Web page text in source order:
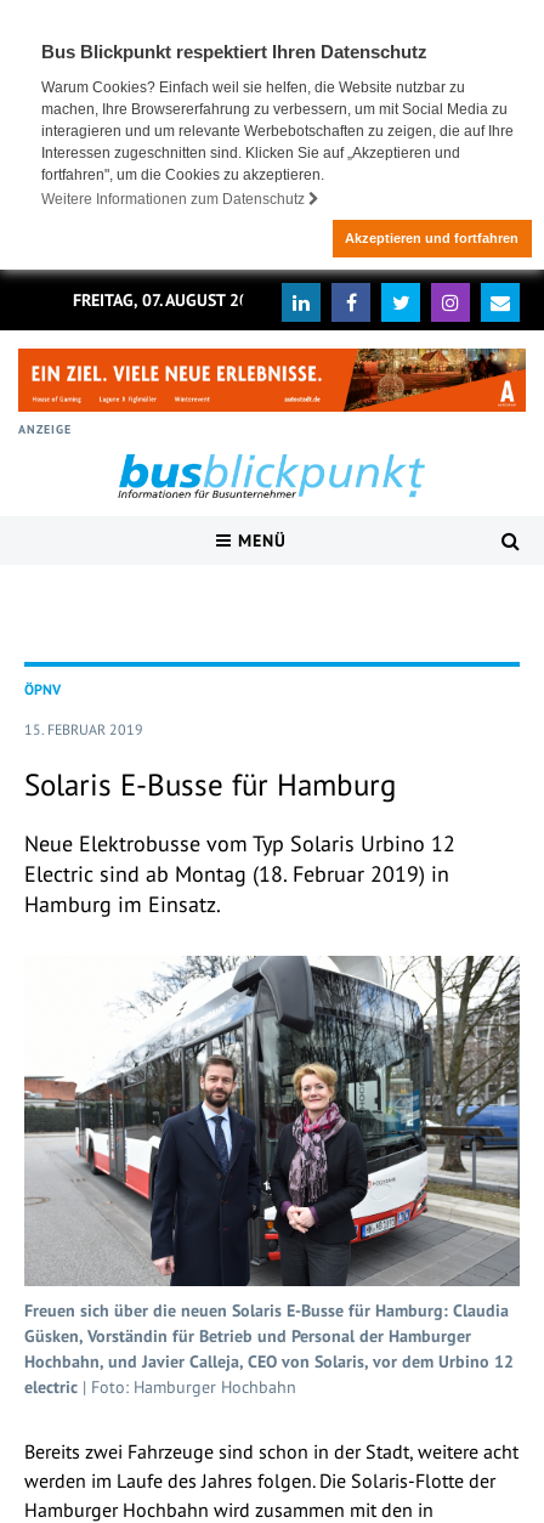
Bus Blickpunkt respektiert Ihren Datenschutz
Warum Cookies? Einfach weil sie helfen, die Website nutzbar zu
machen, Ihre Browsererfahrung zu verbessern, um mit Social Media zu
interagieren und um relevante Werbebotschaften zu zeigen, die auf Ihre
Interessen zugeschnitten sind. Klicken Sie auf „Akzeptieren und
fortfahren", um die Cookies zu akzeptieren.
Weitere Informationen zum Datenschutz
Akzeptieren und fortfahren
FREITAG, 07. AUGUST 2026
ANZEIGE
MENÜ
ÖPNV
15. FEBRUAR 2019
Solaris E-Busse für Hamburg
Neue Elektrobusse vom Typ Solaris Urbino 12
Electric sind ab Montag (18. Februar 2019) in
Hamburg im Einsatz.
Freuen sich über die neuen Solaris E-Busse für Hamburg: Claudia
Güsken, Vorständin für Betrieb und Personal der Hamburger
Hochbahn, und Javier Calleja, CEO von Solaris, vor dem Urbino 12
electric | Foto: Hamburger Hochbahn
Bereits zwei Fahrzeuge sind schon in der Stadt, weitere acht
werden im Laufe des Jahres folgen. Die Solaris-Flotte der
Hamburger Hochbahn wird zusammen mit den in